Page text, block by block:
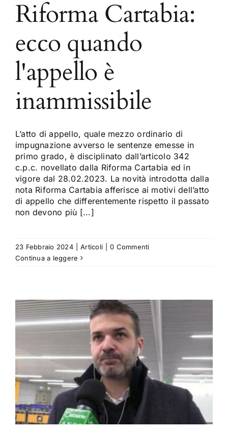
Riforma Cartabia:
ecco quando
l'appello è
inammissibile
L’atto di appello, quale mezzo ordinario di
impugnazione avverso le sentenze emesse in
primo grado, è disciplinato dall’articolo 342
c.p.c. novellato dalla Riforma Cartabia ed in
vigore dal 28.02.2023. La novità introdotta dalla
nota Riforma Cartabia afferisce ai motivi dell’atto
di appello che differentemente rispetto il passato
non devono più [...]
23 Febbraio 2024 Articoli
0 Commenti
Continua a leggere